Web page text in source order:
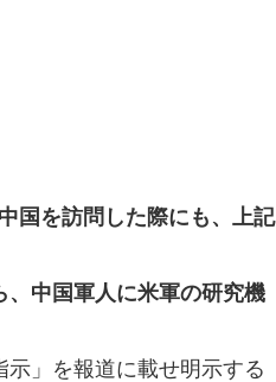
国を訪問した際にも、上記
、中国軍人に米軍の研究機
」を報道に載せ明示する